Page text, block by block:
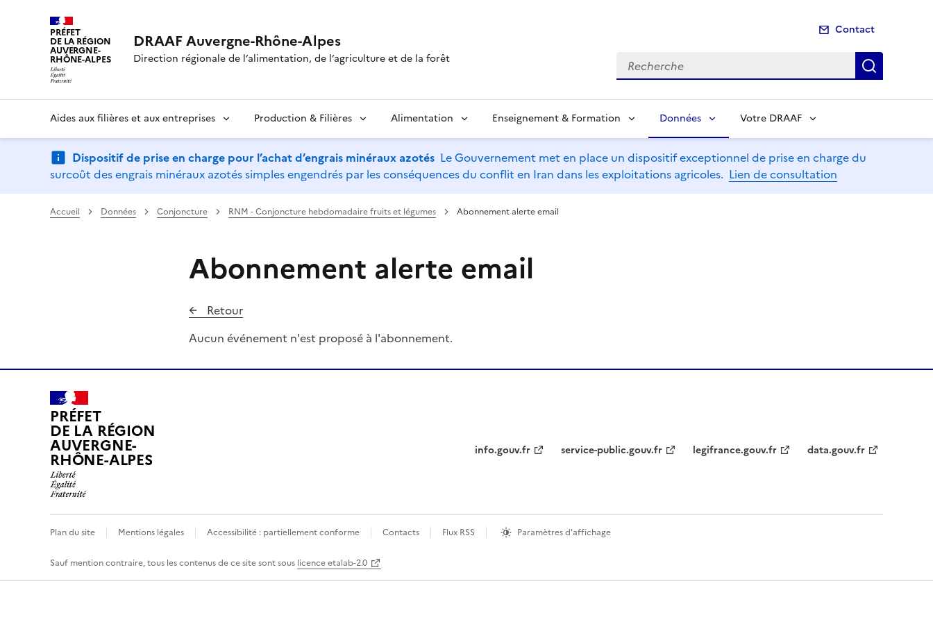
PRÉFET
DE LA RÉGION
AUVERGNE-
RHÔNE-ALPES
DRAAF Auvergne-Rhône-Alpes
Direction régionale de l’alimentation, de l’agriculture et de la forêt
Contact
Recherche
Aides aux filières et aux entreprises Production & Filières Alimentation Enseignement & Formation Données Votre DRAAF
Dispositif de prise en charge pour l’achat d’engrais minéraux azotés Le Gouvernement met en place un dispositif exceptionnel de prise en charge du
surcoût des engrais minéraux azotés simples engendrés par les conséquences du conflit en Iran dans les exploitations agricoles. Lien de consultation
Accueil Données Conjoncture RNM - Conjoncture hebdomadaire fruits et légumes Abonnement alerte email
Abonnement alerte email
Retour
Aucun événement n'est proposé à l'abonnement.
PRÉFET
DE LA RÉGION
AUVERGNE-
RHÔNE-ALPES info.gouv.fr service-public.gouv.fr legifrance.gouv.fr data.gouv.fr
Plan du site Mentions légales Accessibilité : partiellement conforme Contacts Flux RSS Paramètres d'affichage
Sauf mention contraire, tous les contenus de ce site sont sous licence etalab-2.0